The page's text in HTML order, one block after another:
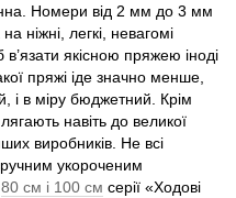
Номери від 2 мм до 3 мм
ніжні, легкі, невагомі
якісною пряжею іноді
пряжі іде значно менше,
і в міру бюджетний. Крім
навіть до великої
виробників. Не всі
укороченим
80 см і 100 см серії «Ходові